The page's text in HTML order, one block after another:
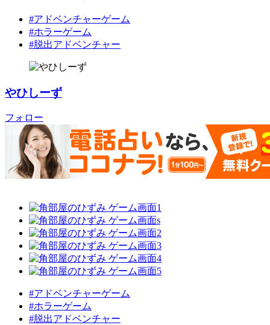
#アドベンチャーゲーム
#ホラーゲーム
#脱出アドベンチャー
やひしーず
フォロー
#アドベンチャーゲーム
#ホラーゲーム
#脱出アドベンチャー